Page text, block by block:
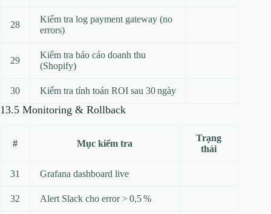
28
Kiểm tra log payment gateway (no
errors)
29
Kiểm tra báo cáo doanh thu
(Shopify)
30 Kiểm tra tính toán ROI sau 30 ngày
13.5 Monitoring & Rollback
# Mục kiểm tra
Trạng
thái
31 Grafana dashboard live
32 Alert Slack cho error > 0,5 %